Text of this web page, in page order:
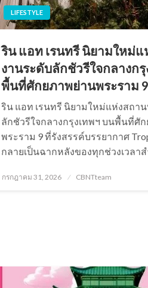
LIFESTYLE
ริน แอท เรนทรี นิยามใหม่
งานระดับลักชัวรีใจกลางก
พื้นที่ศักยภาพย่านพระราม 9
ริน แอท เรนทรี นิยามใหม่แห่งสถา
ลักชัวรีใจกลางกรุงเทพฯ บนพื้นที่ศั
พระราม 9 ที่รังสรรค์บรรยากาศ
กลายเป็นฉากหลังของทุกช่วงเวลา
Posted
กรกฎาคม 31, 2026 CBNTteam